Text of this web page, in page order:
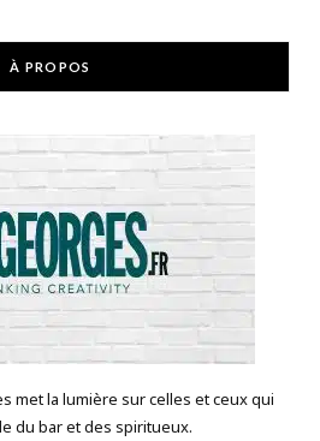
À PROPOS
met la lumière sur celles et ceux qui
du bar et des spiritueux.